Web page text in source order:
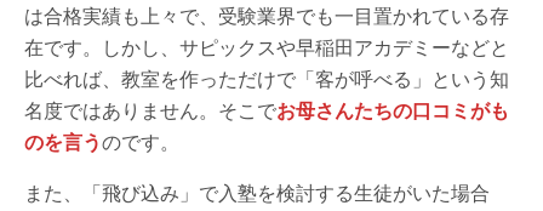
は合格実績も上々で、受験業界でも一目置かれている存
在です。しかし、サピックスや早稲田アカデミーなどと
比べれば、教室を作っただけで「客が呼べる」という知
名度ではありません。そこでお母さんたちの口コミがも
のを言うのです。
また、「飛び込み」で入塾を検討する生徒がいた場合